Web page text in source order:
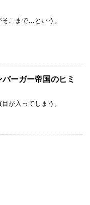
こまで…という。
ーガー帝国のヒミ
が入ってしまう。